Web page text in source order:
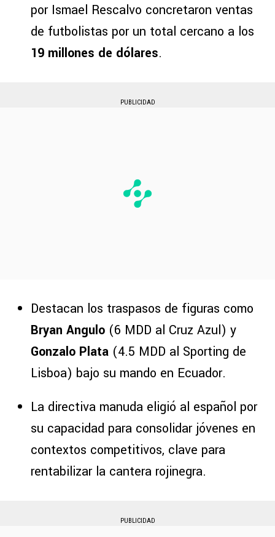
por Ismael Rescalvo concretaron ventas
de futbolistas por un total cercano a los
19 millones de dólares.
PUBLICIDAD
Destacan los traspasos de figuras como
Bryan Angulo (6 MDD al Cruz Azul) y
Gonzalo Plata (4.5 MDD al Sporting de
Lisboa) bajo su mando en Ecuador.
La directiva manuda eligió al español por
su capacidad para consolidar jóvenes en
contextos competitivos, clave para
rentabilizar la cantera rojinegra.
PUBLICIDAD